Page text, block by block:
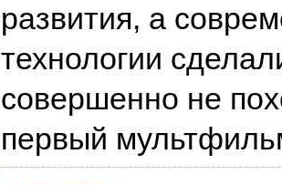
развития, а
технологии
совершенно не
первый